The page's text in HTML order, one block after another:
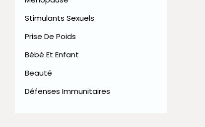
Stimulants Sexuels
Prise De Poids
Bébé Et Enfant
Beauté
Défenses Immunitaires